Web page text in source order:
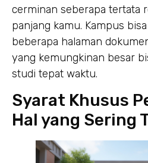
cerminan seberapa tertata
panjang kamu. Kampus bisa
beberapa halaman
yang kemungkinan besar
studi tepat waktu.
Syarat Khusus
Hal yang Sering